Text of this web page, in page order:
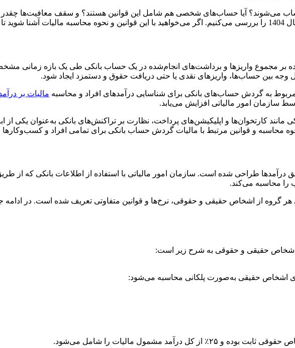
می‌شوند؟ آیا حساب‌های شخصی هم شامل این قوانین هستند؟ و سقف معافیت‌ها چقدر
بر مجموع واریزها و برداشت‌های انجام‌شده در یک حساب بانکی طی یک بازه زمانی
وجه بین حساب‌ها، واریزهای نقدی یا حتی دریافت حقوق و دستمزد ایجاد شود.
به گردش حساب‌های بانکی برای شناسایی درآمدهای افراد و محاسبه مالیات بر
سازمان امور مالیاتی افزایش می‌یابد.
مانند کارتخوان‌ها و اپلیکیشن‌های پرداخت، نظارت بر تراکنش‌های بانکی به‌عنوان
نحوه محاسبه و قوانین مرتبط با مالیات گردش حساب بانکی برای تمامی افراد و
درآمدها طراحی شده است. سازمان امور مالیاتی با استفاده از اطلاعات بانکی که از
را محاسبه می‌کند.
هر گروه از اشخاص حقیقی و حقوقی، نرخ‌ها و قوانین متفاوتی تعریف شده است. در
اشخاص حقیقی و حقوقی به شرح زیر است: